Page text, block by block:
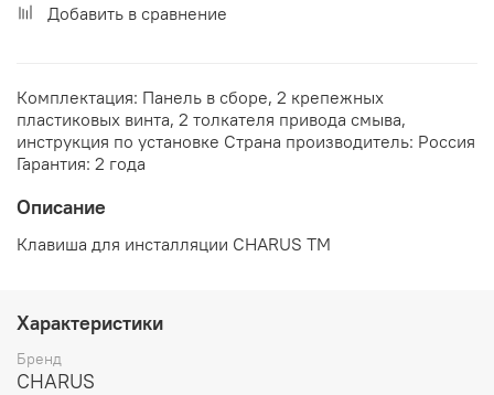
Добавить в сравнение
Комплектация: Панель в сборе, 2 крепежных
пластиковых винта, 2 толкателя привода смыва,
инструкция по установке Страна производитель: Россия
Гарантия: 2 года
Описание
Клавиша для инсталляции CHARUS TM
Характеристики
Бренд
CHARUS